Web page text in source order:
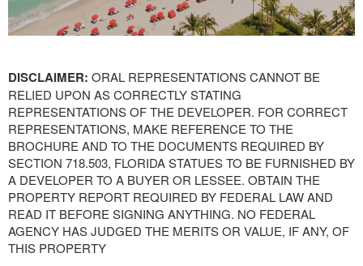
DISCLAIMER: ORAL REPRESENTATIONS CANNOT BE
RELIED UPON AS CORRECTLY STATING
REPRESENTATIONS OF THE DEVELOPER. FOR CORRECT
REPRESENTATIONS, MAKE REFERENCE TO THE
BROCHURE AND TO THE DOCUMENTS REQUIRED BY
SECTION 718.503, FLORIDA STATUES TO BE FURNISHED BY
A DEVELOPER TO A BUYER OR LESSEE. OBTAIN THE
PROPERTY REPORT REQUIRED BY FEDERAL LAW AND
READ IT BEFORE SIGNING ANYTHING. NO FEDERAL
AGENCY HAS JUDGED THE MERITS OR VALUE, IF ANY, OF
THIS PROPERTY